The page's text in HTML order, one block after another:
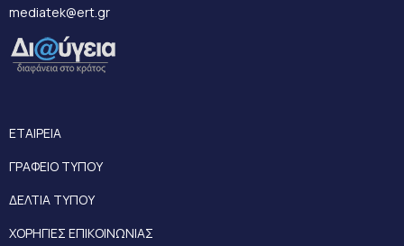
mediatek@ert.gr
ΕΤΑΙΡΕΙΑ
ΓΡΑΦΕΙΟ ΤΥΠΟΥ
ΔΕΛΤΙΑ ΤΥΠΟΥ
ΧΟΡΗΓΙΕΣ ΕΠΙΚΟΙΝΩΝΙΑΣ